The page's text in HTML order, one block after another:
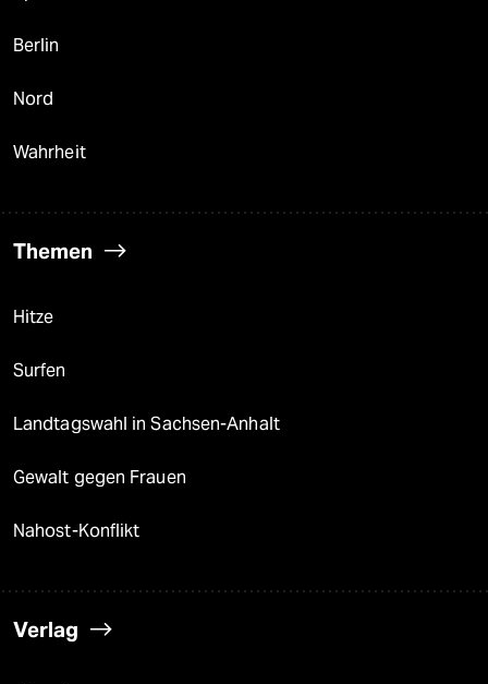
Berlin
Nord
Wahrheit
Themen
Hitze
Surfen
Landtagswahl in Sachsen-Anhalt
Gewalt gegen Frauen
Nahost-Konflikt
Verlag